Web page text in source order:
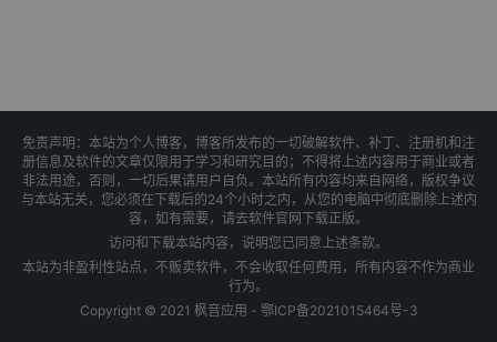
免责声明：本站为个人博客，博客所发布的一切破解软件、补丁、注册机和注
册信息及软件的文章仅限用于学习和研究目的；不得将上述内容用于商业或者
非法用途，否则，一切后果请用户自负。本站所有内容均来自网络，版权争议
与本站无关，您必须在下载后的24个小时之内，从您的电脑中彻底删除上述内
容，如有需要，请去软件官网下载正版。
访问和下载本站内容，说明您已同意上述条款。
本站为非盈利性站点，不贩卖软件，不会收取任何费用，所有内容不作为商业
行为。
Copyright © 2021 枫音应用 - 鄂ICP备2021015464号-3